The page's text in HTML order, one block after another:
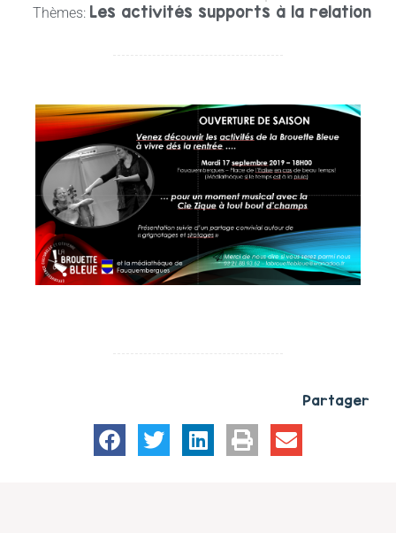
Thèmes: Les activités supports à la relation
Partager